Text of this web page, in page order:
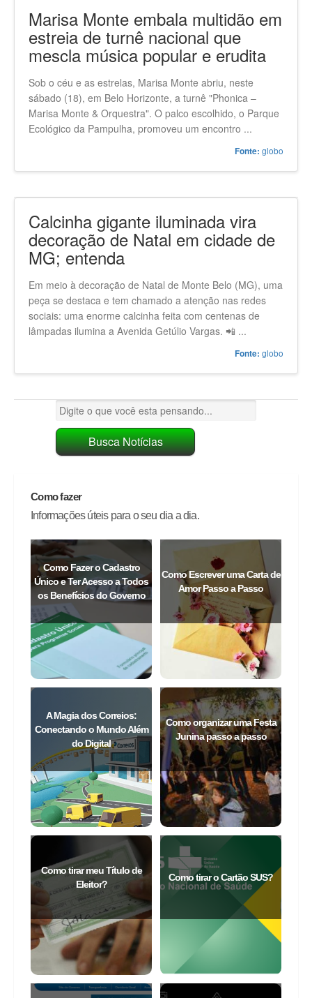
Marisa Monte embala multidão em
estreia de turnê nacional que
mescla música popular e erudita
Sob o céu e as estrelas, Marisa Monte abriu, neste
sábado (18), em Belo Horizonte, a turnê "Phonica –
Marisa Monte & Orquestra". O palco escolhido, o Parque
Ecológico da Pampulha, promoveu um encontro ...
Fonte: globo
Calcinha gigante iluminada vira
decoração de Natal em cidade de
MG; entenda
Em meio à decoração de Natal de Monte Belo (MG), uma
peça se destaca e tem chamado a atenção nas redes
sociais: uma enorme calcinha feita com centenas de
lâmpadas ilumina a Avenida Getúlio Vargas. 📲 ...
Fonte: globo
Como fazer
Informações úteis para o seu dia a dia.
Como Fazer o Cadastro
Único e Ter Acesso a Todos
os Benefícios do Governo
Como Escrever uma Carta de
Amor Passo a Passo
A Magia dos Correios:
Conectando o Mundo Além
do Digital
Como organizar uma Festa
Junina passo a passo
Como tirar meu Título de
Eleitor?
Como tirar o Cartão SUS?